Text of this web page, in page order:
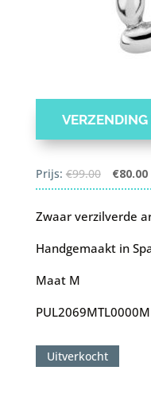
Prijs: €99.00
prijs
was:
€80.00
Zwaar verzilverde
Handgemaakt in
Maat M
PUL2069MTL0000M
Uitverkocht